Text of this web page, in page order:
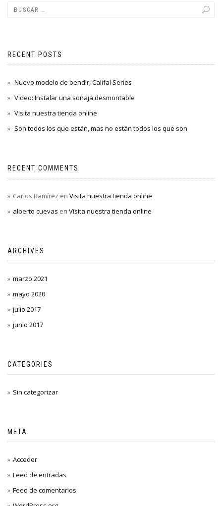
RECENT POSTS
Nuevo modelo de bendir, Califal Series
Video: Instalar una sonaja desmontable
Visita nuestra tienda online
Son todos los que están, mas no están todos los que son
RECENT COMMENTS
Carlos Ramírez en Visita nuestra tienda online
alberto cuevas en Visita nuestra tienda online
ARCHIVES
marzo 2021
mayo 2020
julio 2017
junio 2017
CATEGORIES
Sin categorizar
META
Acceder
Feed de entradas
Feed de comentarios